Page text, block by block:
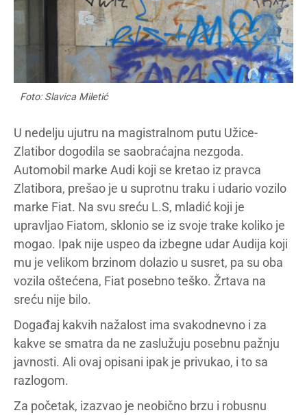
Foto: Slavica Miletić
U nedelju ujutru na magistralnom putu Užice-
Zlatibor dogodila se saobraćajna nezgoda.
Automobil marke Audi koji se kretao iz pravca
Zlatibora, prešao je u suprotnu traku i udario vozilo
marke Fiat. Na svu sreću L.S, mladić koji je
upravljao Fiatom, sklonio se iz svoje trake koliko je
mogao. Ipak nije uspeo da izbegne udar Audija koji
mu je velikom brzinom dolazio u susret, pa su oba
vozila oštećena, Fiat posebno teško. Žrtava na
sreću nije bilo.
Događaj kakvih nažalost ima svakodnevno i za
kakve se smatra da ne zaslužuju posebnu pažnju
javnosti. Ali ovaj opisani ipak je privukao, i to sa
razlogom.
Za početak, izazvao je neobično brzu i robusnu